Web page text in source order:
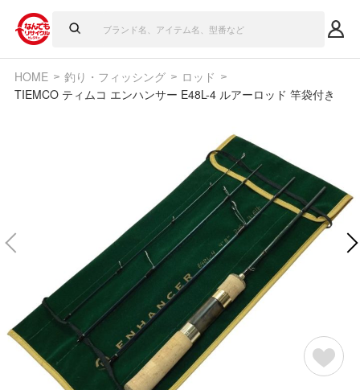
HOME 釣り・フィッシング
ロッド
TIEMCO ティムコ エンハンサー E48L-4 ルアーロッド 竿袋付き